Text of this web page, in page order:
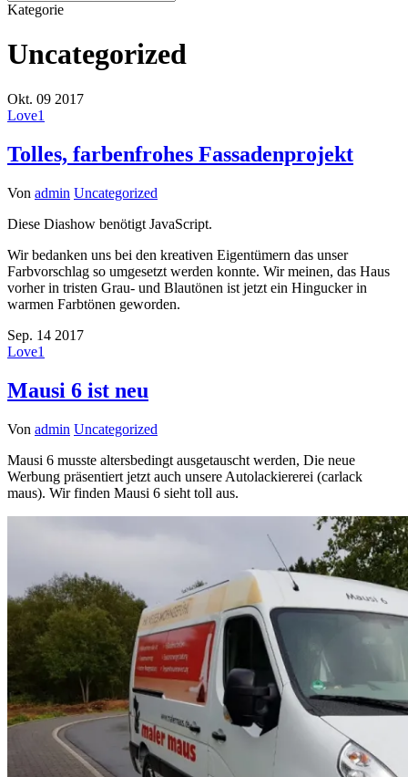
Close
Kategorie
Uncategorized
Okt. 09 2017
Love1
Tolles, farbenfrohes Fassadenprojekt
Von admin Uncategorized
Diese Diashow benötigt JavaScript.
Wir bedanken uns bei den kreativen Eigentümern das unser
Farbvorschlag so umgesetzt werden konnte. Wir meinen, das Haus
vorher in tristen Grau- und Blautönen ist jetzt ein Hingucker in
warmen Farbtönen geworden.
Sep. 14 2017
Love1
Mausi 6 ist neu
Von admin Uncategorized
Mausi 6 musste altersbedingt ausgetauscht werden, Die neue
Werbung präsentiert jetzt auch unsere Autolackiererei (carlack
maus). Wir finden Mausi 6 sieht toll aus.